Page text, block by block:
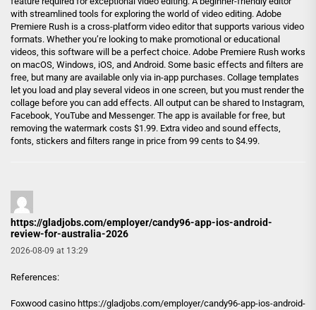
with streamlined tools for exploring the world of video editing. Adobe
Premiere Rush is a cross-platform video editor that supports various video
formats. Whether you’re looking to make promotional or educational
videos, this software will be a perfect choice. Adobe Premiere Rush works
on macOS, Windows, iOS, and Android. Some basic effects and filters are
free, but many are available only via in-app purchases. Collage templates
let you load and play several videos in one screen, but you must render the
collage before you can add effects. All output can be shared to Instagram,
Facebook, YouTube and Messenger. The app is available for free, but
removing the watermark costs $1.99. Extra video and sound effects,
fonts, stickers and filters range in price from 99 cents to $4.99.
https://gladjobs.com/employer/candy96-app-ios-android-
review-for-australia-2026
2026-08-09 at 13:29
References:
Foxwood casino https://gladjobs.com/employer/candy96-app-ios-android-